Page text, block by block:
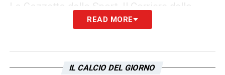
La Gazzetta dello Sport, Il Corriere dello
Sport e Tuttosport rappresentano i principali
riferimento ogni giorno tanto per gli addetti ai
lavori quanto per gli appassionati.
READ MORE
IL CALCIO DEL GIORNO